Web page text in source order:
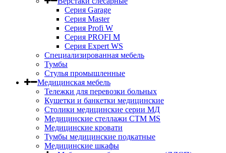
Серия Garage
Серия Master
Серия Profi W
Серия PROFI M
Серия Expert WS
Специализированная мебель
Тумбы
Стулья промышленные
Медицинская мебель
Тележки для перевозки больных
Кушетки и банкетки медицинские
Столики медицинские серии МД
Медицинские стеллажи СТМ MS
Медицинские кровати
Тумбы медицинские подкатные
Медицинские шкафы